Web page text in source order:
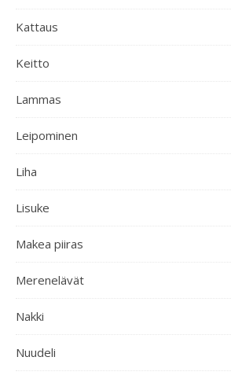
Kattaus
Keitto
Lammas
Leipominen
Liha
Lisuke
Makea piiras
Merenelävät
Nakki
Nuudeli